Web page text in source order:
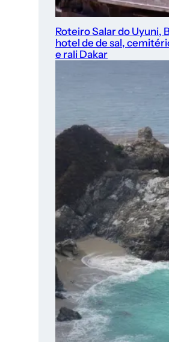
Roteiro Salar do Uyuni,
hotel de de sal,
e rali Dakar